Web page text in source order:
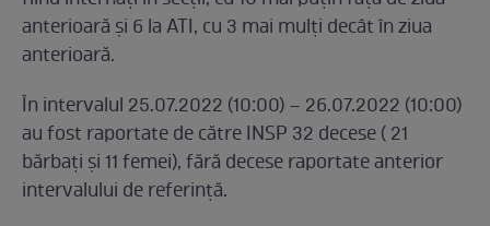
anterioară și 6 la ATI, cu 3 mai mulți decât în ziua
anterioară.
În intervalul 25.07.2022 (10:00) – 26.07.2022 (10:00)
au fost raportate de către INSP 32 decese ( 21
bărbați și 11 femei), fără decese raportate anterior
intervalului de referință.